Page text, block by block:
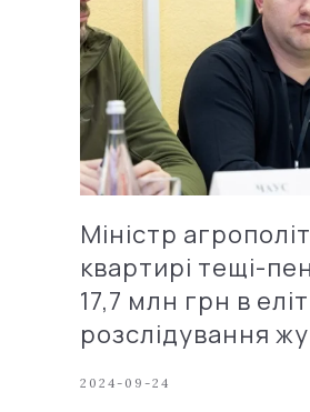
Міністр
квартирі тещі-
17,7 млн грн в
розслідування
2024-09-24